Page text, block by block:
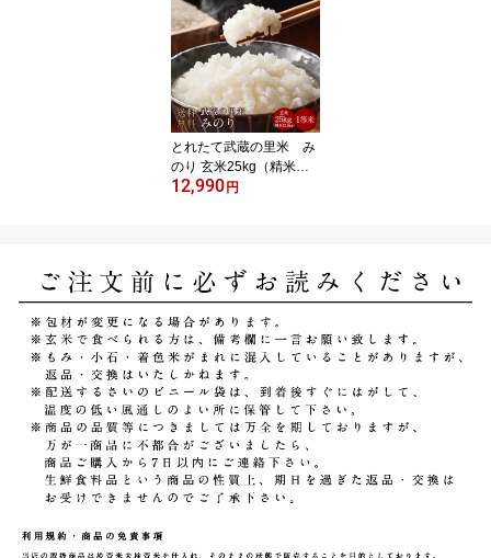
国 九州 四国 沖縄
離島を除く）
とれたて武蔵の里米 み
のり 玄米25kg（精米無
料）（農家直米）（送料
12,990円